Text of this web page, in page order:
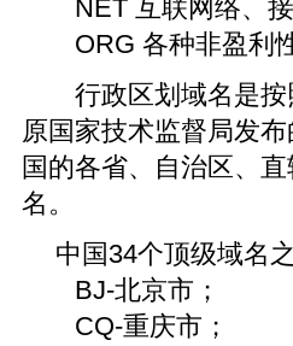
NET 互联网络、接
ORG 各种非盈利
行政区划域名是按
原国家技术监督局发
国的各省、自治区、
名。
中国34个顶级域名
BJ-北京市
CQ-重庆市